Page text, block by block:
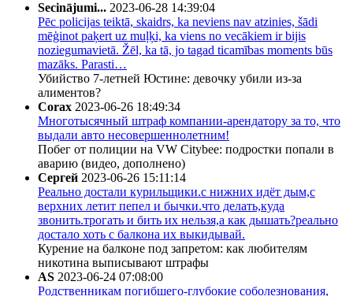
Secinājumi... 2023-06-28 14:39:04
Pēc policijas teiktā, skaidrs, ka neviens nav atzinies, šādi
mēģinot paķert uz muļķi, ka viens no vecākiem ir bijis
noziegumavietā. Žēl, ka tā, jo tagad ticamības moments būs
mazāks. Parasti…
Убийство 7-летней Юстине: девочку убили из-за
алиментов?
Corax 2023-06-26 18:49:34
Многотысячный штраф компании-арендатору за то, что
выдали авто несовершеннолетним!
Побег от полиции на VW Citybee: подростки попали в
аварию (видео, дополнено)
Сергей 2023-06-26 15:11:14
Реально достали курильщики.с нижних идёт дым,с
верхних летит пепел и бычки.что делать,куда
звонить.трогать и бить их нельзя,а как дышать?реально
достало хоть с балкона их выкидывай.
Курение на балконе под запретом: как любителям
никотина выписывают штрафы
AS 2023-06-24 07:08:00
Родственникам погибшего-глубокие соболезнования,